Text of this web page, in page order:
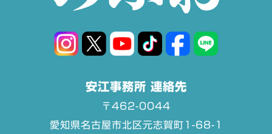
安江事務所 連絡先
〒462-0044
愛知県名古屋市北区元志賀町1-68-1